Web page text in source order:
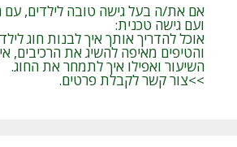
אם את/ה בעל גישה טובה לילדים, עם
ועם גישה טכנית:
אוכל להדריך אותך איך לבנות חוג
והטיפים מאיפה להשיג את הרכיבים,
השיעור ואפילו איך לתמחר את החוג.
>>צור קשר לקבלת פרטים.